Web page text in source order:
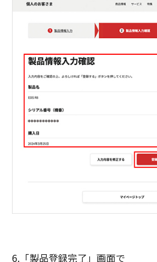
6.「製品登録完了」画面で